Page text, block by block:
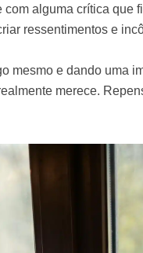
alguma crítica que
ressentimentos e
mesmo e dando uma
merece.